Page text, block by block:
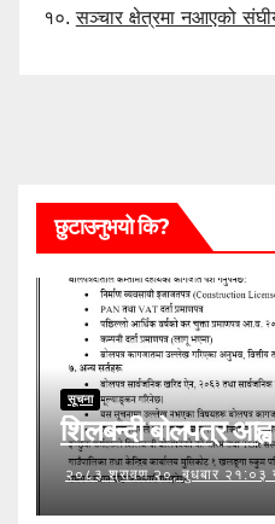
१०.सञ्चार क्षेत्रमा नआएको
छुटाउनुभयो कि?
सूचना
शिलबन्दी बोलपत्र
२०८३ श्रावण २०, बुधबार २१:०३